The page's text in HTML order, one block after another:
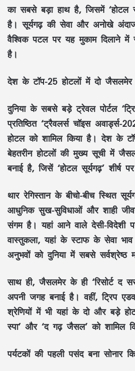
का सबसे बड़ा हाथ है, जिसमें ‘होटल
है। सूर्यगढ़ की सेवा और अनोखे
वैश्विक पटल पर यह मुकाम दिलाने में
है।
देश के टॉप-25 होटलों में दो
दुनिया के सबसे बड़े ट्रेवल पोर्टल
प्रतिष्ठित ‘ट्रैवलर्स चॉइस
होटल को शामिल किया है। देश के
बेहतरीन होटलों की मुख्य सूची में
बनाई है, जिसें ‘होटल सूर्यगढ़’ शीर्ष
थार रेगिस्तान के बीचो-बीच स्थित
आधुनिक सुख-सुविधाओं और शाही
संगम है। यहां आने वाले देसी-विदेशी
वास्तुकला, यहां के स्टाफ के सेवा
अनुभवों को दुनिया में सबसे सर्वश्रेष्ठ
साथ ही, जैसलमेर के ही ‘रिसोर्ट द
अपनी जगह बनाई है। वहीं, ट्रिप
श्रेणियों में भी यहां के दो और बड़े
स्पा’ और ‘द गढ़ जैसल’ को शामिल
पर्यटकों की पहली पसंद बना सोनार